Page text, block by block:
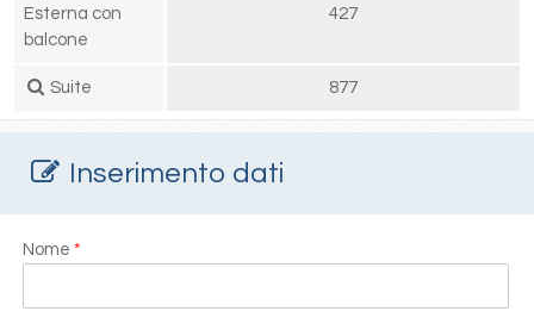
Esterna con
balcone
427
Suite 877
Inserimento dati
Nome *